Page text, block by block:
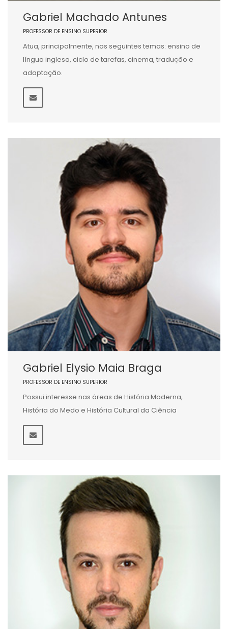
Gabriel Machado Antunes
PROFESSOR DE ENSINO SUPERIOR
Atua, principalmente, nos seguintes temas: ensino de
língua inglesa, ciclo de tarefas, cinema, tradução e
adaptação.
Gabriel Elysio Maia Braga
PROFESSOR DE ENSINO SUPERIOR
Possui interesse nas áreas de História Moderna,
História do Medo e História Cultural da Ciência